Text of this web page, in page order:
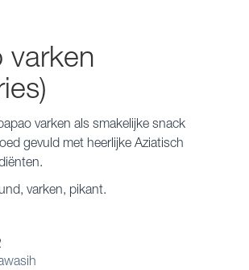
varken
varken als smakelijke snack
gevuld met heerlijke Aziatisch
varken, pikant.